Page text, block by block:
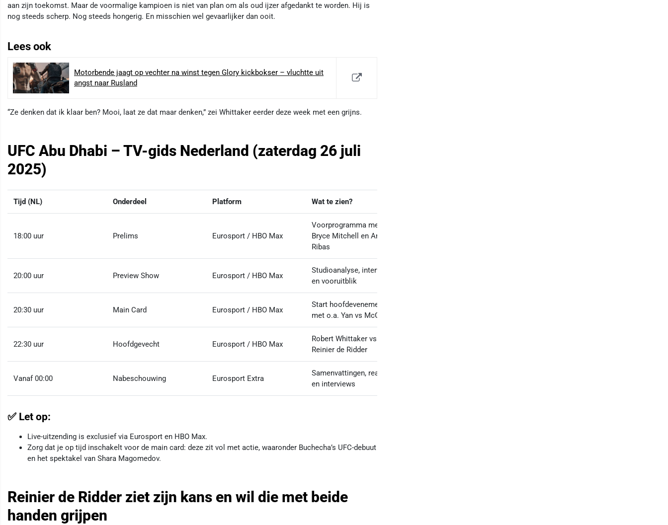
aan zijn toekomst. Maar de voormalige kampioen is niet van plan om als oud ijzer afgedankt te worden. Hij is
nog steeds scherp. Nog steeds hongerig. En misschien wel gevaarlijker dan ooit.
Lees ook
Motorbende jaagt op vechter na winst tegen Glory kickbokser – vluchtte uit
angst naar Rusland
“Ze denken dat ik klaar ben? Mooi, laat ze dat maar denken,” zei Whittaker eerder deze week met een grijns.
UFC Abu Dhabi – TV-gids Nederland (zaterdag 26 juli
2025)
Tijd (NL) Onderdeel Platform Wat te zien?
18:00 uur Prelims Eurosport / HBO Max
Voorprogramma met o.a.
Bryce Mitchell en Amanda
Ribas
20:00 uur Preview Show Eurosport / HBO Max
Studioanalyse, interviews
en vooruitblik
20:30 uur Main Card Eurosport / HBO Max
Start hoofdevenement
met o.a. Yan vs McGhee
22:30 uur Hoofdgevecht Eurosport / HBO Max
Robert Whittaker vs
Reinier de Ridder
Vanaf 00:00 Nabeschouwing Eurosport Extra
Samenvattingen, reacties
en interviews
✅ Let op:
Live-uitzending is exclusief via Eurosport en HBO Max.
Zorg dat je op tijd inschakelt voor de main card: deze zit vol met actie, waaronder Buchecha’s UFC-debuut
en het spektakel van Shara Magomedov.
Reinier de Ridder ziet zijn kans en wil die met beide
handen grijpen